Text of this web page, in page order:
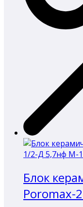
Блок
Poromax-